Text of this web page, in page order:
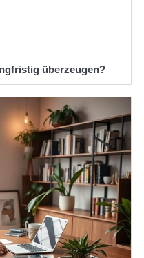
überzeugen?